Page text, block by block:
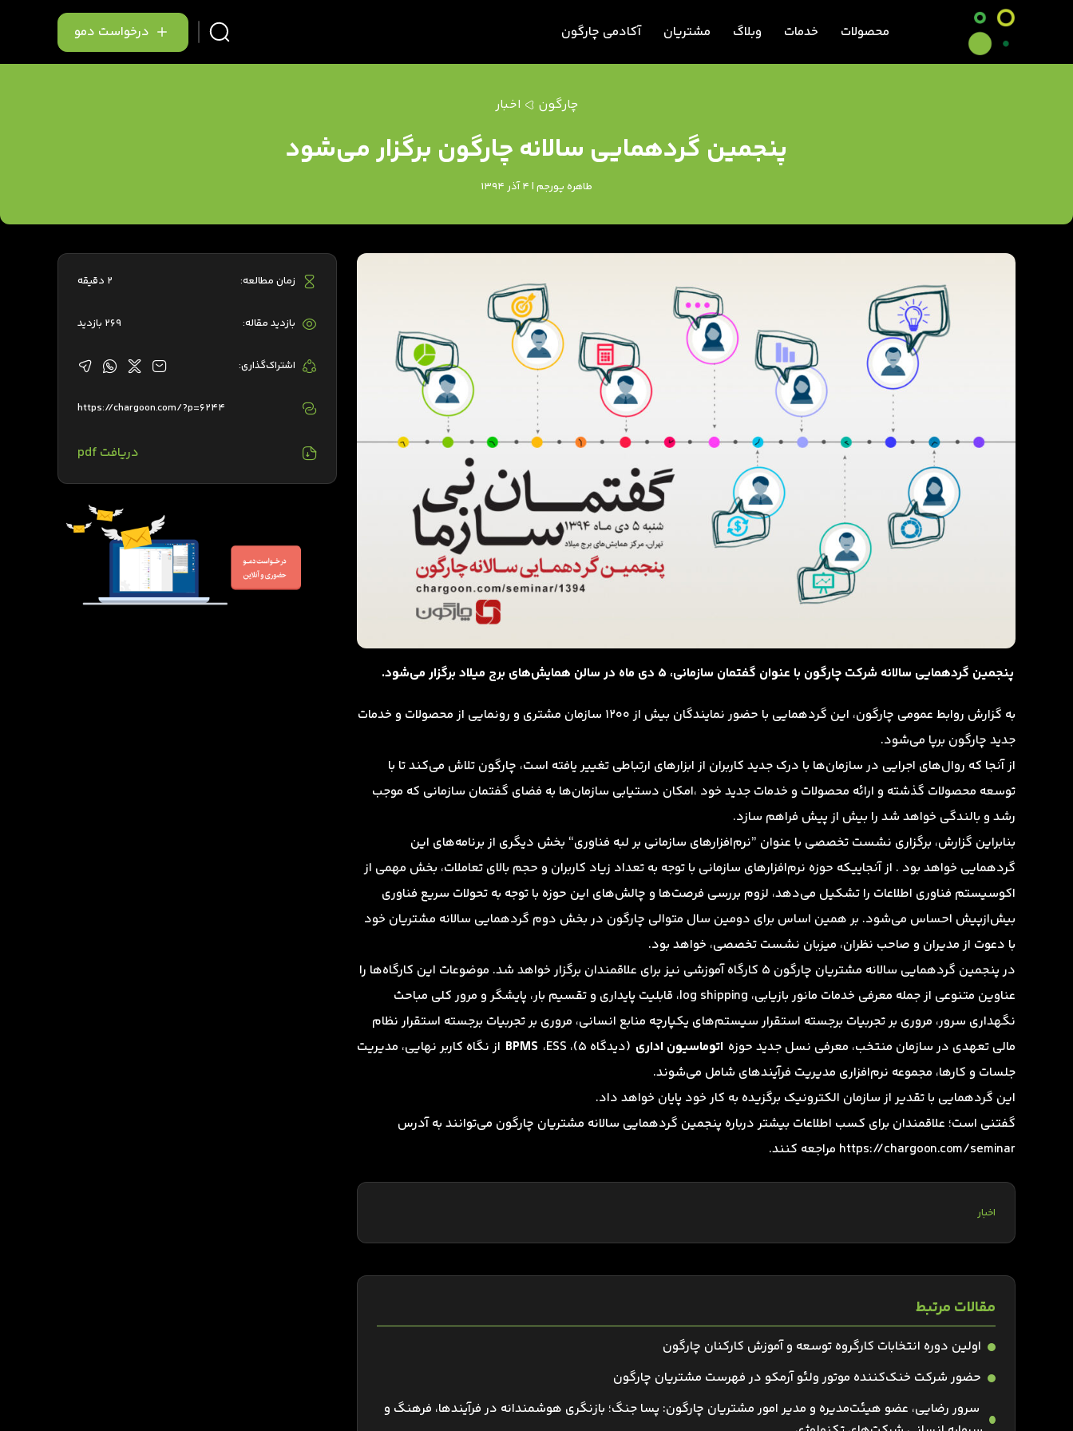
محصولات خدمات وبلاگ مشتریان آکادمی چارگون درخواست دمو
چارگون اخبار
پنجمین گردهمایی سالانه چارگون برگزار می‌شود
طاهره پورجم | 4 آذر 1394
پنجمین گردهمایی سالانه شرکت چارگون با عنوان گفتمان سازمانی، 5 دی ماه در سالن همایش‌های برج میلاد برگزار می‌شود.
به گزارش روابط عمومی چارگون، این گردهمایی با حضور نمایندگان بیش از 1200 سازمان مشتری و رونمایی از محصولات و خدمات
جدید چارگون برپا می‌شود.
از آنجا که روال‌های اجرایی در سازمان‌ها با درک جدید کاربران از ابزارهای ارتباطی تغییر یافته‌ است، چارگون تلاش می‌کند تا با
توسعه محصولات گذشته و ارائه محصولات و خدمات جدید خود ،امکان دستیابی سازمان‌ها به فضای گفتمان سازمانی که موجب
رشد و بالندگی خواهد شد را بیش از پیش فراهم سازد.
بنابراین گزارش، برگزاری نشست تخصصی با عنوان ”نرم‌افزارهای سازمانی بر لبه فناوری“ بخش دیگری از برنامه‌های این
گردهمایی خواهد بود . از آنجاییکه حوزه نرم‌افزارهای سازمانی با توجه به تعداد زیاد کاربران و حجم بالای تعاملات، بخش مهمی از
اکوسیستم فناوری اطلاعات را تشکیل می‌دهد، لزوم بررسی فرصت‌ها و چالش‌های این حوزه با توجه به تحولات سریع فناوری
بیش‌ازپیش احساس می‌شود. بر همین اساس برای دومین سال متوالی چارگون در بخش دوم گردهمایی سالانه مشتریان خود
با دعوت از مدیران و صاحب نظران، میزبان نشست تخصصی، خواهد بود.
در پنجمین گردهمایی سالانه مشتریان چارگون 5 کارگاه آموزشی نیز برای علاقمندان برگزار خواهد شد. موضوعات این کارگاه‌ها را
عناوین متنوعی از جمله معرفی خدمات مانور بازیابی، log shipping، قابلیت پایداری و تقسیم بار، پایشگر و مرور کلی مباحث
نگهداری سرور، مروری بر تجربیات برجسته استقرار سیستم‌های یکپارچه منابع انسانی، مروری بر تجربیات برجسته استقرار نظام
مالی تعهدی در سازمان منتخب، معرفی نسل جدید حوزه اتوماسیون اداری (دیدگاه 5)، ESS، BPMS از نگاه کاربر نهایی، مدیریت
جلسات و کار‌‌ها، مجموعه نرم‌افزاری مدیریت فرآیندهای شامل می‌شوند.
این گردهمایی با تقدیر از سازمان الکترونیک برگزیده به کار خود پایان خواهد داد.
گفتنی است؛ علاقمندان برای کسب اطلاعات بیشتر درباره پنجمین گردهمایی سالانه مشتریان چارگون می‌توانند به آدرس
https://chargoon.com/seminar مراجعه کنند.
اخبار
مقالات مرتبط
اولین دوره انتخابات کارگروه توسعه و آموزش کارکنان چارگون
حضور شرکت خنک‌کننده موتور ولئو آرمکو در فهرست مشتریان چارگون
سرور رضایی، عضو هیئت‌مدیره و مدیر امور مشتریان چارگون: پسا جنگ؛ بازنگری هوشمندانه در فرآیندها، فرهنگ و
زمان مطالعه: 2 دقیقه
بازدید مقاله: 269 بازدید
اشتراک‌گذاری:
https://chargoon.com/?p=6244
دریافت pdf